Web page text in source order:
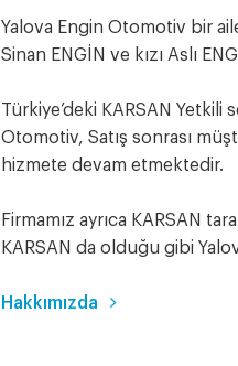
Yalova Engin Otomotiv bir
Sinan ENGİN ve kızı Aslı
Türkiye’deki KARSAN Yetkili
Otomotiv, Satış sonrası
hizmete devam etmektedir.
Firmamız ayrıca KARSAN
KARSAN da olduğu gibi
Hakkımızda